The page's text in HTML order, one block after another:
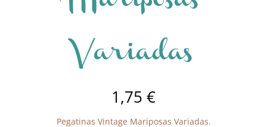
Variadas
1,75 €
Pegatinas Vintage Mariposas Variadas.